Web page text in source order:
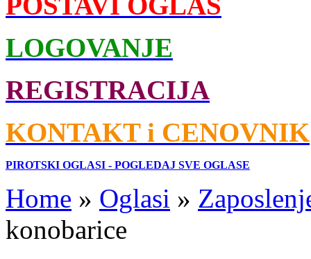
LOGOVANJE
REGISTRACIJA
KONTAKT i CENOVNIK
PIROTSKI OGLASI - POGLEDAJ SVE OGLASE
Home » Oglasi »
konobarice